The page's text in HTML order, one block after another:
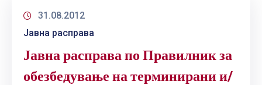
31.08.2012
Јавна расправа
Јавна расправа по Правилник за
обезбедување на терминирани и/